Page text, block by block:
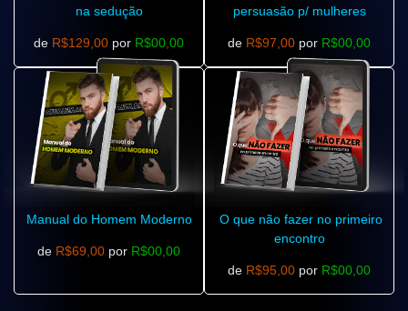
na sedução
de R$129,00 por R$00,00
persuasão p/ mulheres
de R$97,00 por R$00,00
Manual do Homem Moderno
de R$69,00 por R$00,00
O que não fazer no primeiro
encontro
de R$95,00 por R$00,00